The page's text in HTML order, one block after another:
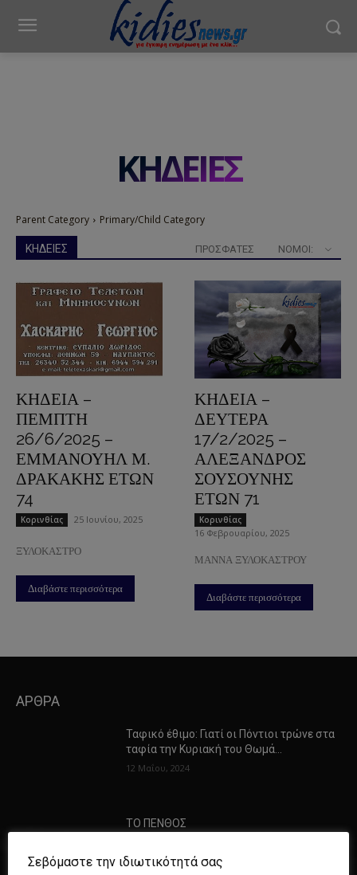
ΚΗΔΕΙΕΣ
Parent Category Primary/Child Category
ΚΗΔΕΙΕΣ ΠΡΟΣΦΑΤΕΣ ΝΟΜΟΊ:
ΚΗΔΕΙΑ –
ΠΕΜΠΤΗ
26/6/2025 –
ΕΜΜΑΝΟΥΗΛ Μ.
ΔΡΑΚΑΚΗΣ ΕΤΩΝ
74
Κορινθίας 25 Ιουνίου, 2025
ΞΥΛΟΚΑΣΤΡΟ
Διαβάστε περισσότερα
ΚΗΔΕΙΑ –
ΔΕΥΤΕΡΑ
17/2/2025 –
ΑΛΕΞΑΝΔΡΟΣ
ΣΟΥΣΟΥΝΗΣ
ΕΤΩΝ 71
Κορινθίας
16 Φεβρουαρίου, 2025
ΜΑΝΝΑ ΞΥΛΟΚΑΣΤΡΟΥ
Διαβάστε περισσότερα
ΑΡΘΡΑ
Ταφικό έθιμο: Γιατί οι Πόντιοι τρώνε στα
ταφία την Κυριακή του Θωμά…
12 Μαΐου, 2024
ΤΟ ΠΕΝΘΟΣ
Σεβόμαστε την ιδιωτικότητά σας